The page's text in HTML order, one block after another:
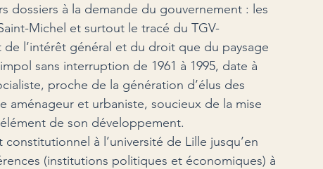
dossiers à la demande du gouvernement : les
Michel et surtout le tracé du TGV-
l’intérêt général et du droit que du paysage
sans interruption de 1961 à 1995, date à
proche de la génération d’élus des
aménageur et urbaniste, soucieux de la mise
de son développement.
à l’université de Lille jusqu’en
(institutions politiques et économiques) à